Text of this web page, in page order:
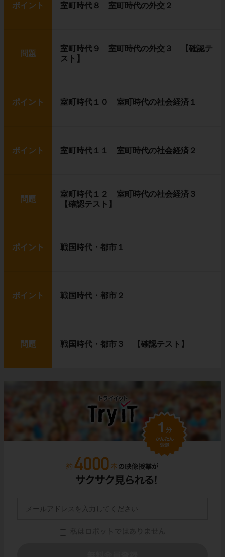
ポイント 室町時代８ 室町時代の外交２
問題
室町時代９ 室町時代の外交３ 【確認テ
スト】
ポイント 室町時代１０ 室町時代の社会経済１
ポイント 室町時代１１ 室町時代の社会経済２
問題
室町時代１２ 室町時代の社会経済３
【確認テスト】
ポイント 戦国時代・都市１
ポイント 戦国時代・都市２
問題 戦国時代・都市３ 【確認テスト】